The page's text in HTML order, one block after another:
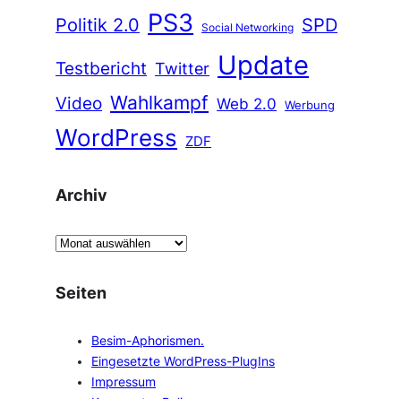
Politik 2.0 PS3 Social Networking
SPD
Testbericht Twitter Update
Video Wahlkampf Web 2.0 Werbung
WordPress ZDF
Archiv
A
c
h
Seiten
Besim-Aphorismen.
Eingesetzte WordPress-PlugIns
Impressum